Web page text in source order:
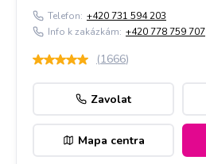
Telefon: +420 731 594 203
Info k zakázkám: +420 778 759 707
(1666)
Zavolat
Mapa centra